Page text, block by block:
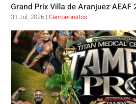
Grand Prix Villa de Aranjuez
31 Jul, 2026 |Campeonatos